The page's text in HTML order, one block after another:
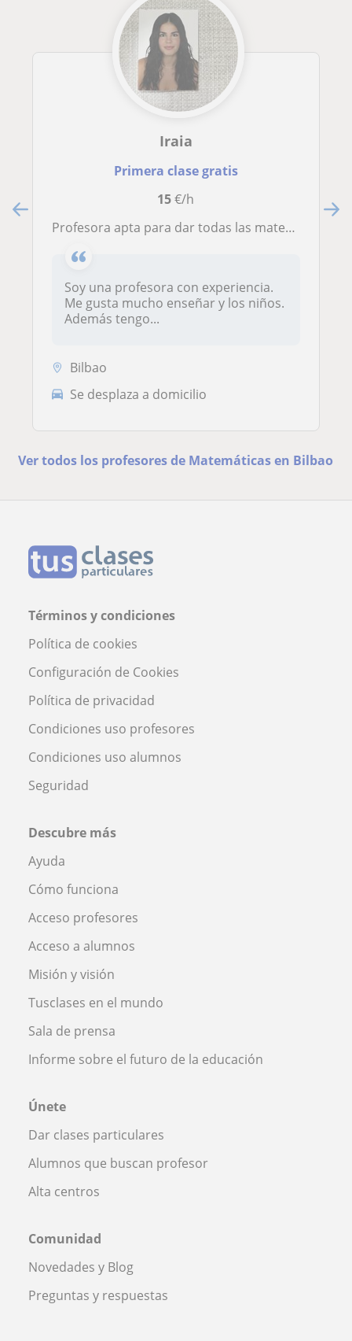
Iraia
Primera clase gratis
15€/h
Profesora apta para dar todas las materias excepto inglés desde primaria a la ESO
Soy una profesora con experiencia.
Me gusta mucho enseñar y los niños.
Además tengo...
Bilbao
Se desplaza a domicilio
Ver todos los profesores de Matemáticas en Bilbao
Términos y condiciones
Política de cookies
Configuración de Cookies
Política de privacidad
Condiciones uso profesores
Condiciones uso alumnos
Seguridad
Descubre más
Ayuda
Cómo funciona
Acceso profesores
Acceso a alumnos
Misión y visión
Tusclases en el mundo
Sala de prensa
Informe sobre el futuro de la educación
Únete
Dar clases particulares
Alumnos que buscan profesor
Alta centros
Comunidad
Novedades y Blog
Preguntas y respuestas